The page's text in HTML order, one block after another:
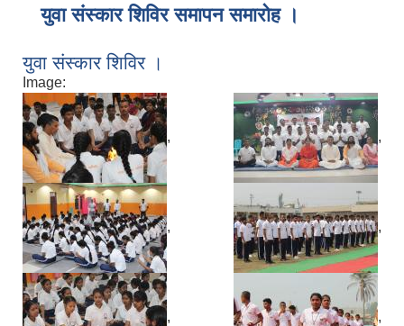
युवा संस्कार शिविर समापन समारोह ।
युवा संस्कार शिविर ।
Image:
, ,
, ,
, ,